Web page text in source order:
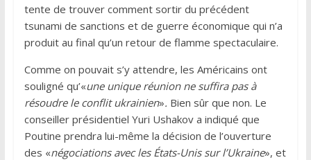
tente de trouver comment sortir du précédent
tsunami de sanctions et de guerre économique qui n’a
produit au final qu’un retour de flamme spectaculaire.
Comme on pouvait s’y attendre, les Américains ont
souligné qu’«une unique réunion ne suffira pas à
résoudre le conflit ukrainien». Bien sûr que non. Le
conseiller présidentiel Yuri Ushakov a indiqué que
Poutine prendra lui-même la décision de l’ouverture
des «négociations avec les États-Unis sur l’Ukraine», et